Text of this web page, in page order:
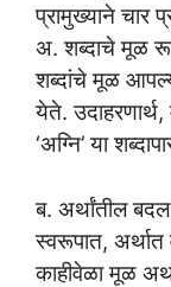
प्रामुख्याने चार
अ. शब्दाचे मूळ
शब्दांचे मूळ
येते.
‘अग्नि’ या
ब. अर्थांतील
स्वरूपात, अर्थात
काहीवेळा मूळ